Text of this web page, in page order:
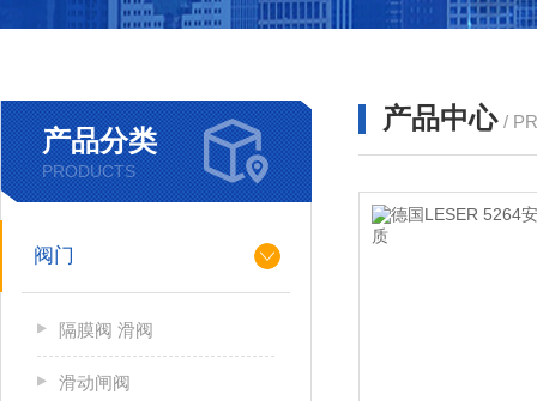
产品分类
PRODUCTS
阀门
隔膜阀 滑阀
滑动闸阀
产品中心 /